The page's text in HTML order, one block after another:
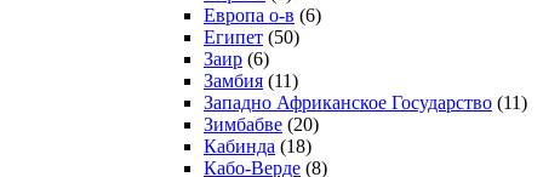
Европа о-в (6)
Египет (50)
Заир (6)
Замбия (11)
Западно Африканское Государство (11)
Зимбабве (20)
Кабинда (18)
Кабо-Верде (8)